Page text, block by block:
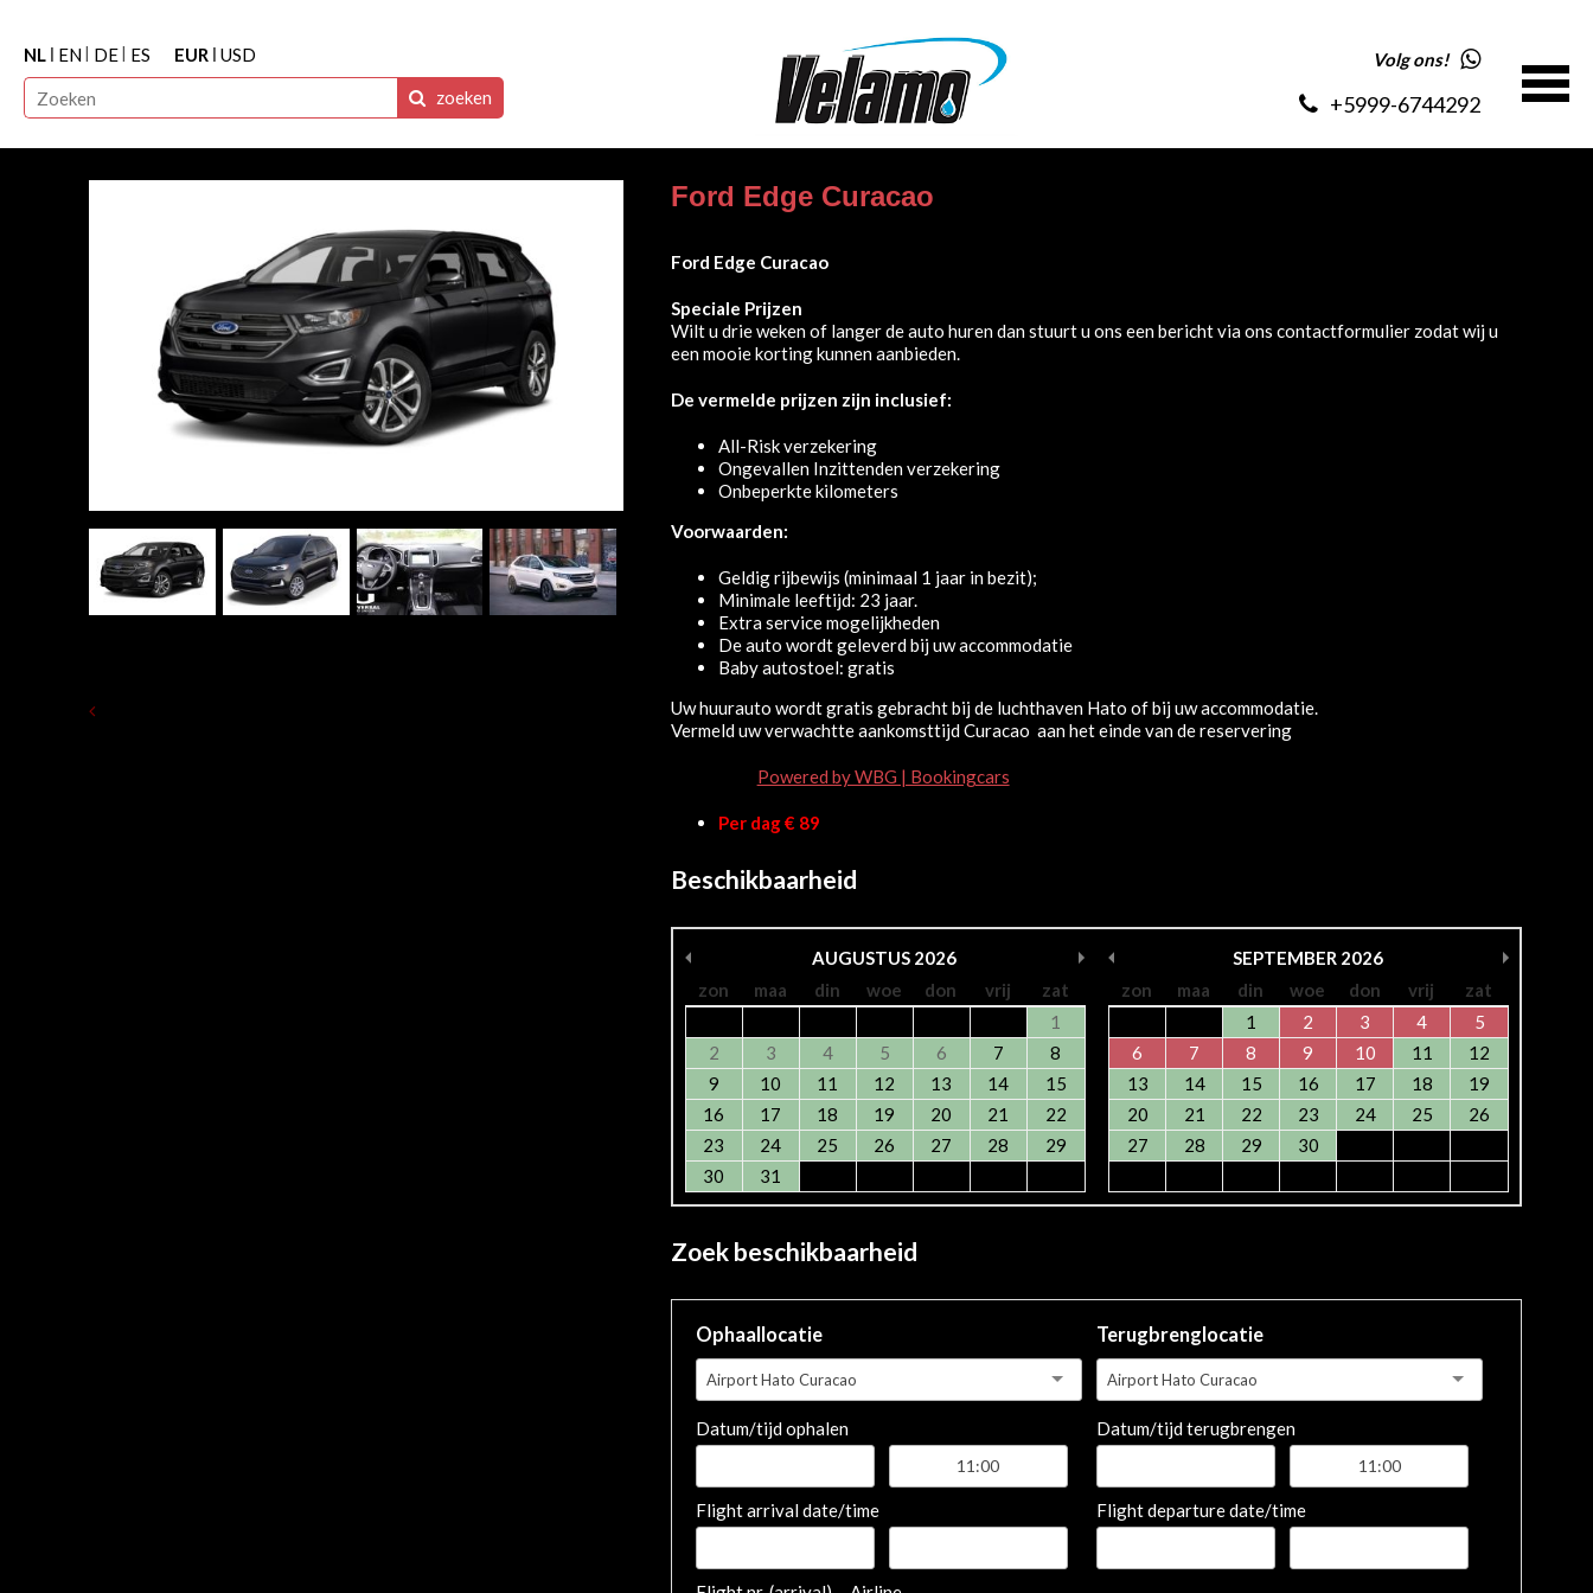
NL EN DE ES EUR USD
zoeken
Volg ons!
+5999-6744292
Ford Edge Curacao
Ford Edge Curacao
Speciale Prijzen
Wilt u drie weken of langer de auto huren dan stuurt u ons een bericht via ons contactformulier zodat wij u
een mooie korting kunnen aanbieden.
De vermelde prijzen zijn inclusief:
All-Risk verzekering
Ongevallen Inzittenden verzekering
Onbeperkte kilometers
Voorwaarden:
Geldig rijbewijs (minimaal 1 jaar in bezit);
Minimale leeftijd: 23 jaar.
Extra service mogelijkheden
De auto wordt geleverd bij uw accommodatie
Baby autostoel: gratis
Uw huurauto wordt gratis gebracht bij de luchthaven Hato of bij uw accommodatie.
Vermeld uw verwachtte aankomsttijd Curacao aan het einde van de reservering
Powered by WBG | Bookingcars
Per dag € 89
Beschikbaarheid
AUGUSTUS 2026
zon
maa din woe don vrij
zat
1
2
3 4 5 6 7
8
9
10 11 12 13 14
15
16
17 18 19 20 21
22
23
24 25 26 27 28
29
30
31
SEPTEMBER 2026
zon
maa din woe don vrij
zat
1
2 3 4
5
6
7 8 9 10 11
12
13
14 15 16 17 18
19
20
21 22 23 24 25
26
27
28 29 30
Zoek beschikbaarheid
Ophaallocatie
Airport Hato Curacao
Datum/tijd ophalen
Flight arrival date/time
Terugbrenglocatie
Airport Hato Curacao
Datum/tijd terugbrengen
Flight departure date/time